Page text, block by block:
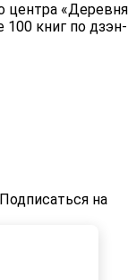
центра «Деревня
книг по дзэн-
Подписаться на